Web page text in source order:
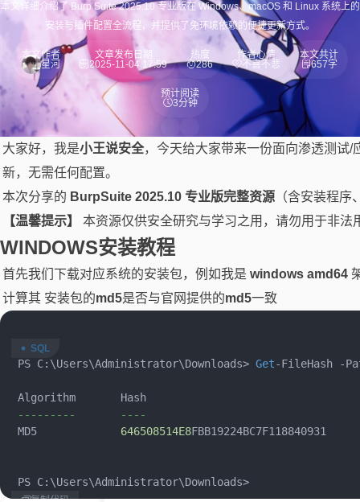
本文详细介绍了 Burp Suite 2025.10 专业版在 Windows、macOS 和 Linux 系统上的
安装与插件配置全流程，并提供了免环境依赖的便捷更新方式。
本文作者
星河
文章发布日期
2025-11-04 17:59
热度
286
作者心情
不喜不悲
本文共计
657字
预计阅读
3分钟
大家好，我是小王说安全，今天给大家带来一份面向渗透测试
新，无需任何配置。
本次分享的 BurpSuite 2025.10 专业版完整资源 （含安装程
【温馨提示】
本资源仅供安全研究与学习之用，请勿用于非法
WINDOWS安装教程
首先我们下载对应系统的安装包，例如我是 windows amd64
计算其 安装包的md5是否与官网提供的md5一致
PS C:\Users\Administrator\Downloads> Get-FileHash -
Algorithm       Hash
---------       ----
MD5 646508514E8
PS C:\Users\Administrator\Downloads>